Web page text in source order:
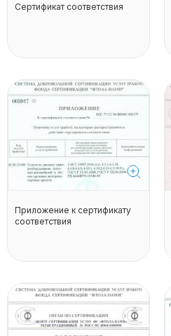
Сертификат соответствия
Приложение к сертификату
соответствия